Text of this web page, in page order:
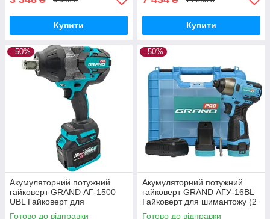
Купити Купити
–50%
Акумуляторний потужний
гайковерт GRAND АГ-1500
UBL Гайковерт для
шимантожу (2 акб, кейс)
Готово до відправки
–50%
Акумуляторний потужний
гайковерт GRAND АГУ-16BL
Гайковерт для шимантожу (2
акб, кейс)
Готово до відправки